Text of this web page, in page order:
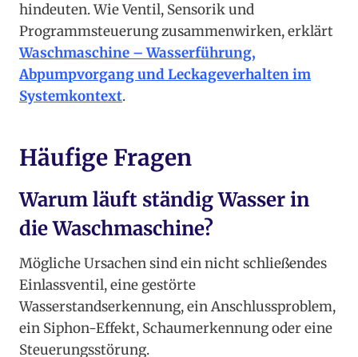
hindeuten. Wie Ventil, Sensorik und
Programmsteuerung zusammenwirken, erklärt
Waschmaschine – Wasserführung,
Abpumpvorgang und Leckageverhalten im
Systemkontext.
Häufige Fragen
Warum läuft ständig Wasser in
die Waschmaschine?
Mögliche Ursachen sind ein nicht schließendes
Einlassventil, eine gestörte
Wasserstandserkennung, ein Anschlussproblem,
ein Siphon-Effekt, Schaumerkennung oder eine
Steuerungsstörung.